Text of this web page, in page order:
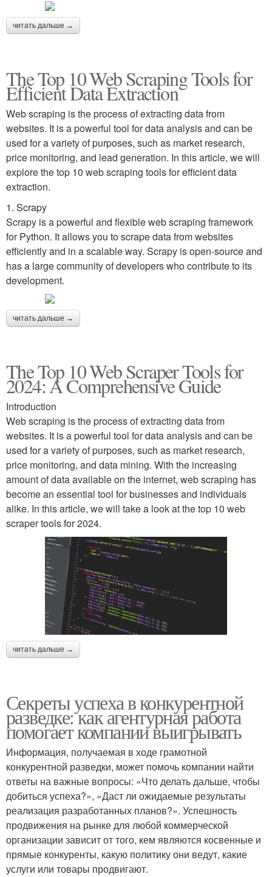
читать дальше →
The Top 10 Web Scraping Tools for
Efficient Data Extraction
Web scraping is the process of extracting data from
websites. It is a powerful tool for data analysis and can be
used for a variety of purposes, such as market research,
price monitoring, and lead generation. In this article, we will
explore the top 10 web scraping tools for efficient data
extraction.
1. Scrapy
Scrapy is a powerful and flexible web scraping framework
for Python. It allows you to scrape data from websites
efficiently and in a scalable way. Scrapy is open-source and
has a large community of developers who contribute to its
development.
читать дальше →
The Top 10 Web Scraper Tools for
2024: A Comprehensive Guide
Introduction
Web scraping is the process of extracting data from
websites. It is a powerful tool for data analysis and can be
used for a variety of purposes, such as market research,
price monitoring, and data mining. With the increasing
amount of data available on the internet, web scraping has
become an essential tool for businesses and individuals
alike. In this article, we will take a look at the top 10 web
scraper tools for 2024.
читать дальше →
Секреты успеха в конкурентной
разведке: как агентурная работа
помогает компании выигрывать
Информация, получаемая в ходе грамотной
конкурентной разведки, может помочь компании найти
ответы на важные вопросы: «Что делать дальше, чтобы
добиться успеха?», «Даст ли ожидаемые результаты
реализация разработанных планов?». Успешность
продвижения на рынке для любой коммерческой
организации зависит от того, кем являются косвенные и
прямые конкуренты, какую политику они ведут, какие
услуги или товары продвигают.